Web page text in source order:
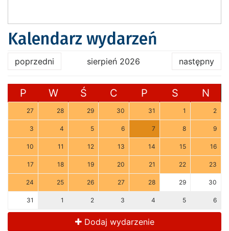
Kalendarz wydarzeń
poprzedni sierpień 2026 następny
P W Ś C P S N
27 28 29 30 31 1 2
3 4 5 6 7 8 9
10 11 12 13 14 15 16
17 18 19 20 21 22 23
24 25 26 27 28 29 30
31 1 2 3 4 5 6
Dodaj wydarzenie